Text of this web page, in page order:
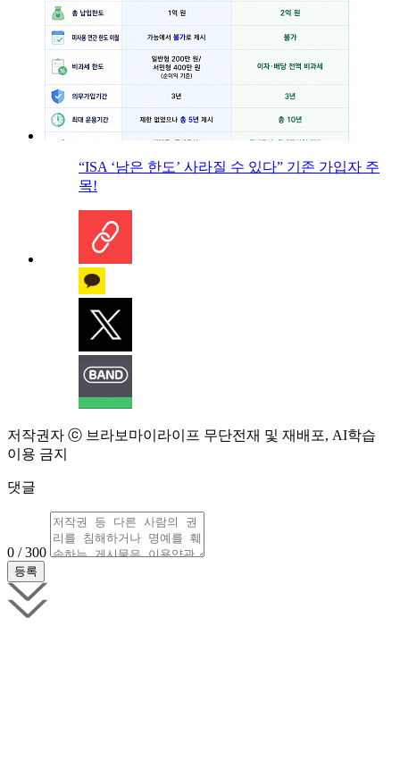
“ISA ‘남은 한도’ 사라질 수 있다” 기존 가입자 주
목!
저작권자 ⓒ 브라보마이라이프 무단전재 및 재배포, AI학습
이용 금지
댓글
0 / 300